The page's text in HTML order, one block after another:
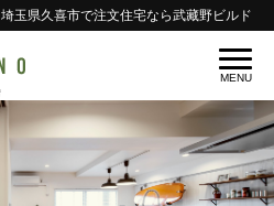
埼玉県久喜市で注文住宅なら武藏野ビルド